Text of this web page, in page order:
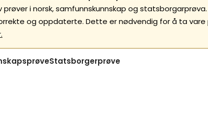
i norsk, samfunnskunnskap og
og oppdaterte. Dette er nødvendig for å ta
Statsborgerprøve